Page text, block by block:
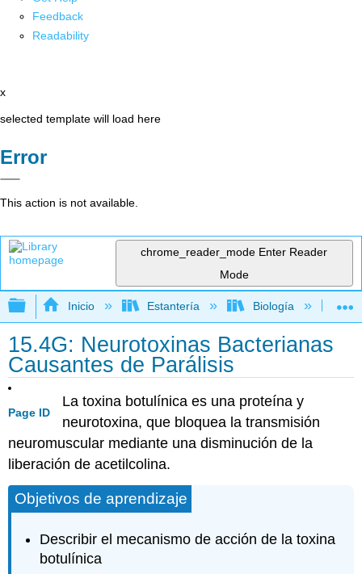
Feedback
Readability
x
selected template will load here
Error
This action is not available.
chrome_reader_mode Enter Reader
Mode
Expandir/contraer jerarquía global
Inicio Estantería Biología
15.4G: Neurotoxinas Bacterianas
Causantes de Parálisis
Page ID
La toxina botulínica es una proteína y
neurotoxina, que bloquea la transmisión
neuromuscular mediante una disminución de la
liberación de acetilcolina.
Objetivos de aprendizaje
Describir el mecanismo de acción de la toxina
botulínica